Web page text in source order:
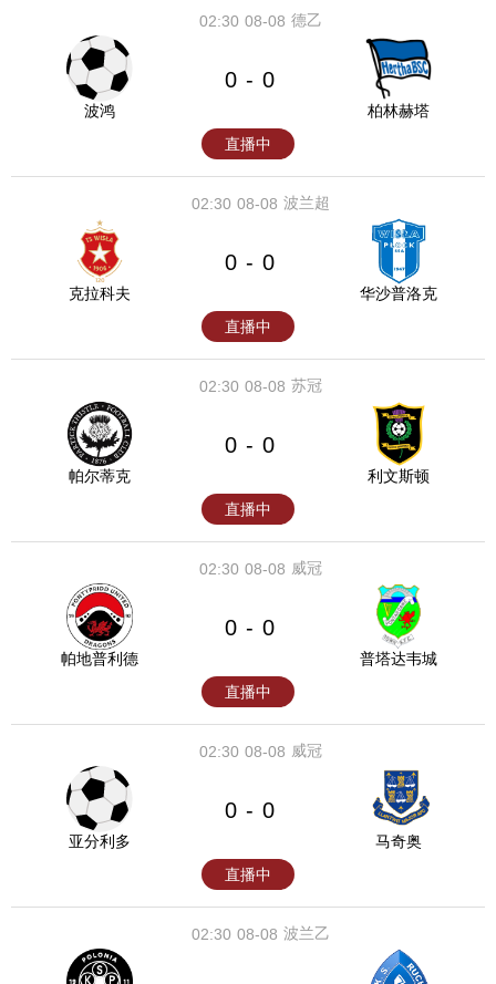
08-08
02:30 德乙
波鸿
0 - 0
柏林赫塔
直播中
08-08
02:30 波兰超
克拉科夫
0 - 0
华沙普洛克
直播中
08-08
02:30 苏冠
帕尔蒂克
0 - 0
利文斯顿
直播中
08-08
02:30 威冠
帕地普利德
0 - 0
普塔达韦城
直播中
08-08
02:30 威冠
亚分利多
0 - 0
马奇奥
直播中
08-08
02:30 波兰乙